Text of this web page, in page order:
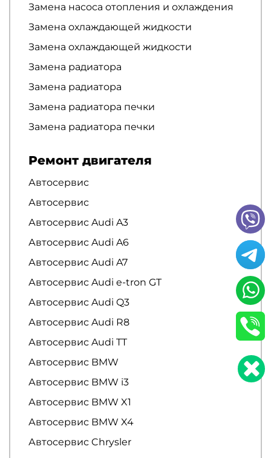
Замена насоса отопления и охлаждения
Замена охлаждающей жидкости
Замена охлаждающей жидкости
Замена радиатора
Замена радиатора
Замена радиатора печки
Замена радиатора печки
Ремонт двигателя
Автосервис
Автосервис
Автосервис Audi A3
Автосервис Audi A6
Автосервис Audi A7
Автосервис Audi e-tron GT
Автосервис Audi Q3
Автосервис Audi R8
Автосервис Audi TT
Автосервис BMW
Автосервис BMW i3
Автосервис BMW X1
Автосервис BMW X4
Автосервис Chrysler